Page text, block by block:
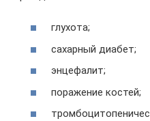
глухота;
сахарный диабет;
энцефалит;
поражение костей;